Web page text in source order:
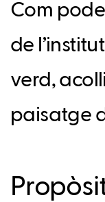
Com
de
verd,
paisatge